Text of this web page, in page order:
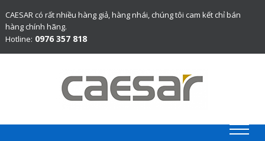
CAESAR có rất nhiều hàng giả, hàng nhái, chúng tôi cam kết chỉ bán
hàng chính hãng.
Hotline: 0976 357 818